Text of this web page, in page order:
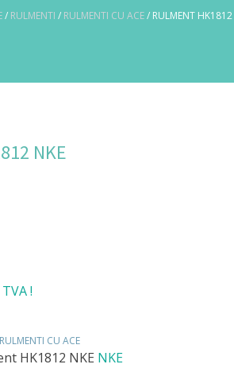
/ RULMENTI / RULMENTI CU ACE/ RULMENT HK1812
NKE
!
RULMENTI CU ACE
HK1812 NKE NKE